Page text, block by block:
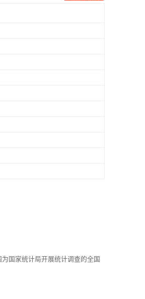
国家统计局开展统计调查的全国